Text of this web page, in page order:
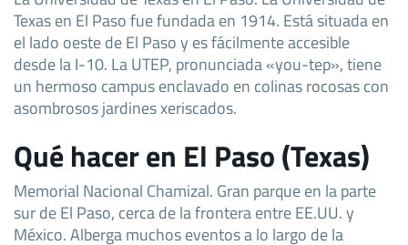
Texas en El Paso fue fundada en 1914. Está situada en
el lado oeste de El Paso y es fácilmente accesible
desde la I-10. La UTEP, pronunciada «you-tep», tiene
un hermoso campus enclavado en colinas rocosas con
asombrosos jardines xeriscados.
Qué hacer en El Paso (Texas)
Memorial Nacional Chamizal. Gran parque en la parte
sur de El Paso, cerca de la frontera entre EE.UU. y
México. Alberga muchos eventos a lo largo de la